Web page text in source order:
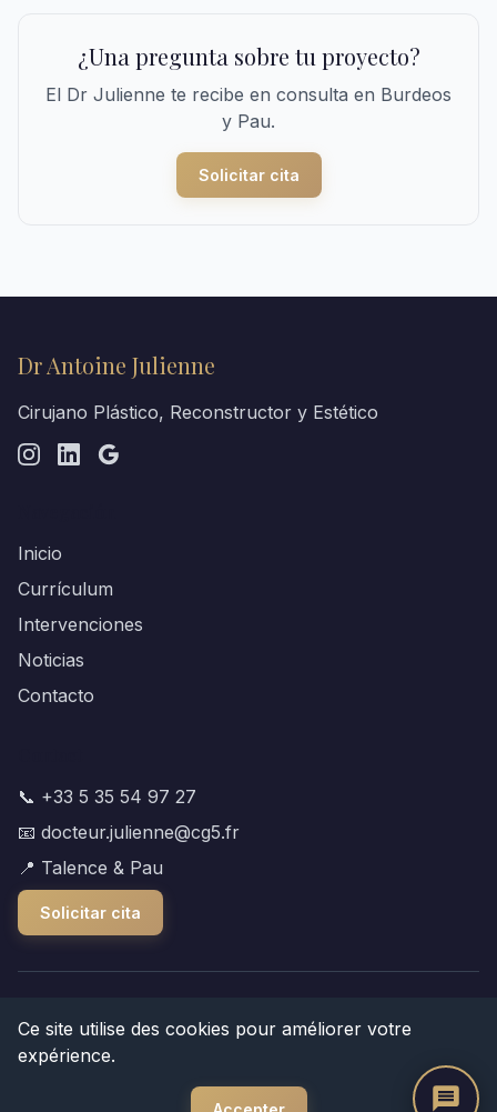
¿Una pregunta sobre tu proyecto?
El Dr Julienne te recibe en consulta en Burdeos
y Pau.
Solicitar cita
Dr Antoine Julienne
Cirujano Plástico, Reconstructor y Estético
Inicio
Currículum
Intervenciones
Noticias
Contacto
📞 +33 5 35 54 97 27
📧 docteur.julienne@cg5.fr
📍 Talence & Pau
Solicitar cita
© 2026 Dr Antoine Julienne. Todos los derechos
Política de Privacidad Plan del sitio
Ce site utilise des cookies pour améliorer votre
expérience.